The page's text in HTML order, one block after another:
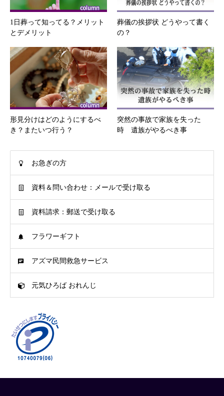
1日葬って知ってる？メリット
とデメリット
葬儀の挨拶状 どうやって書く
の？
形見分けはどのようにするべ
き？またいつ行う？
突然の事故で家族を失った
時 遺族がやるべき事
お急ぎの方
資料＆問い合わせ：メールで受け取る
資料請求：郵送で受け取る
フラワーギフト
アズマ民間救急サービス
元気ひろば おれんじ